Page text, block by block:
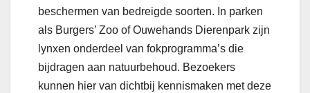
beschermen van bedreigde soorten. In parken
als Burgers’ Zoo of Ouwehands Dierenpark zijn
lynxen onderdeel van fokprogramma’s die
bijdragen aan natuurbehoud. Bezoekers
kunnen hier van dichtbij kennismaken met deze